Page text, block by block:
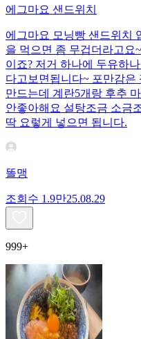
에그마요 샌드위치
에그마요 모닝빵 샌드위치
을 먹으면 좀 무겁더라고요
이죠? 저거 하나에 두유하
다고보면됩니다~ 포만감은
만드는데 계란5개랑 후추
안좋아해요 설탕조금 소금
딱 요렇게 넣으면 됩니다.
똘맹
조회수 1.9만25.08.29
999+